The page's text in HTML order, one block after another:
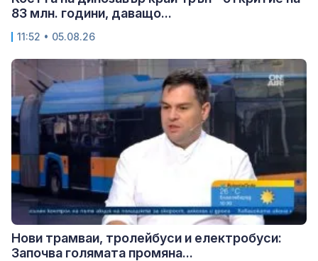
83 млн. години, даващо...
11:52 • 05.08.26
Нови трамваи, тролейбуси и електробуси:
Започва голямата промяна...